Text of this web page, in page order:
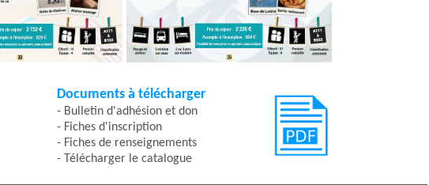
Documents à télécharger
- Bulletin d'adhésion et don
- Fiches d'inscription
- Fiches de renseignements
- Télécharger le catalogue